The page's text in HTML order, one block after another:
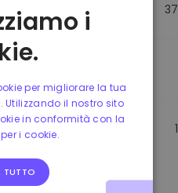
0.00% 3.5B €
+6.10%
i
per migliorare la tua
Utilizzando il nostro sito
in conformità con la
i cookie.
TUTTO